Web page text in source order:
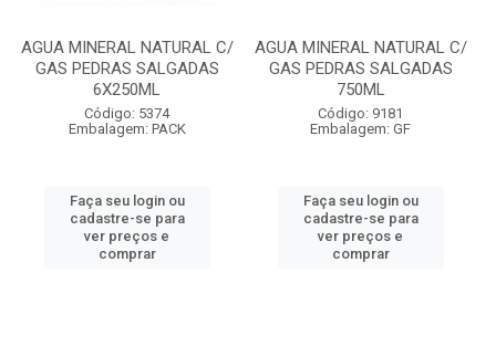
AGUA MINERAL NATURAL C/
GAS PEDRAS SALGADAS
6X250ML
Código: 5374
Embalagem: PACK
Faça seu login ou
cadastre-se para
ver preços e
comprar
AGUA MINERAL NATURAL C/
GAS PEDRAS SALGADAS
750ML
Código: 9181
Embalagem: GF
Faça seu login ou
cadastre-se para
ver preços e
comprar